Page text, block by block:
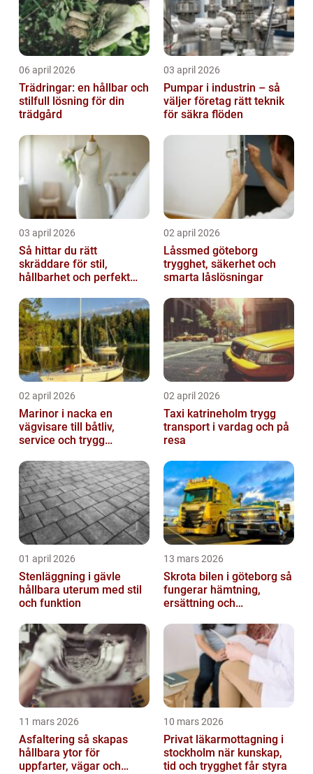
06 april 2026
Trädringar: en hållbar och
stilfull lösning för din
trädgård
03 april 2026
Pumpar i industrin – så
väljer företag rätt teknik
för säkra flöden
03 april 2026
Så hittar du rätt
skräddare för stil,
hållbarhet och perfekt
02 april 2026
Låssmed göteborg
trygghet, säkerhet och
smarta låslösningar
02 april 2026
Marinor i nacka en
vägvisare till båtliv,
service och trygg
02 april 2026
Taxi katrineholm trygg
transport i vardag och på
resa
01 april 2026
Stenläggning i gävle
hållbara uterum med stil
och funktion
13 mars 2026
Skrota bilen i göteborg så
fungerar hämtning,
ersättning och
11 mars 2026
Asfaltering så skapas
hållbara ytor för
uppfarter, vägar och
10 mars 2026
Privat läkarmottagning i
stockholm när kunskap,
tid och trygghet får styra